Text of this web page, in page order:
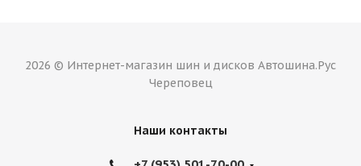
2026 © Интернет-магазин шин и дисков Автошина.Рус
Череповец
Наши контакты